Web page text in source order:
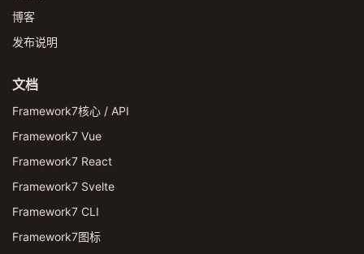
博客
发布说明
文档
Framework7核心 / API
Framework7 Vue
Framework7 React
Framework7 Svelte
Framework7 CLI
Framework7图标